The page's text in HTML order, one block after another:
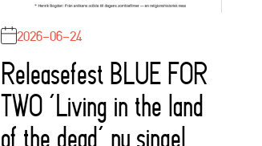
2026-06-24
Releasefest BLUE FOR
TWO ‘Living in the land
of the dead’ ny singel